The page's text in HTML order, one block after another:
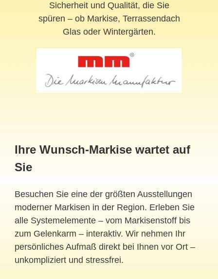
Sicherheit und Qualität, die Sie
spüren – ob Markise, Terrassendach
Glas oder Wintergärten.
Ihre Wunsch-Markise wartet auf
Sie
Besuchen Sie eine der größten Ausstellungen
moderner Markisen in der Region. Erleben Sie
alle Systemelemente – vom Markisenstoff bis
zum Gelenkarm – interaktiv. Wir nehmen Ihr
persönliches Aufmaß direkt bei Ihnen vor Ort –
unkompliziert und stressfrei.